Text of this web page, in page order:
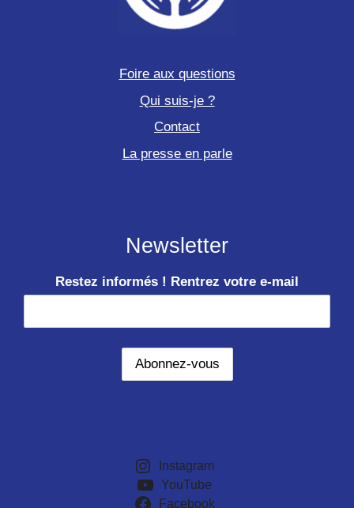
Foire aux questions
Qui suis-je ?
Contact
La presse en parle
Newsletter
Restez informés ! Rentrez votre e-mail
Instagram
YouTube
Facebook